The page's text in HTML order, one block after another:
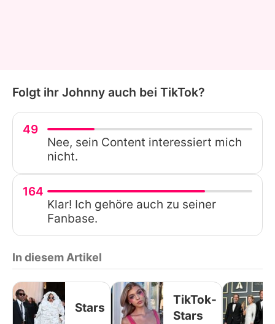
Folgt ihr Johnny auch bei TikTok?
49
Nee, sein Content interessiert mich
nicht.
164
Klar! Ich gehöre auch zu seiner
Fanbase.
In diesem Artikel
Stars
TikTok-
Stars